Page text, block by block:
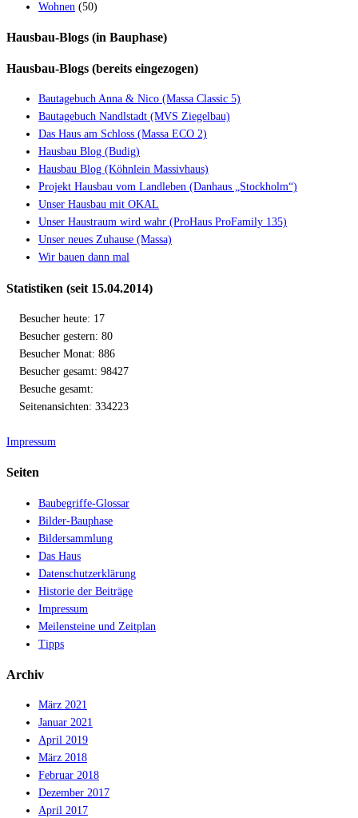
Wohnen (50)
Hausbau-Blogs (in Bauphase)
Hausbau-Blogs (bereits eingezogen)
Bautagebuch Anna & Nico (Massa Classic 5)
Bautagebuch Nandlstadt (MVS Ziegelbau)
Das Haus am Schloss (Massa ECO 2)
Hausbau Blog (Budig)
Hausbau Blog (Köhnlein Massivhaus)
Projekt Hausbau vom Landleben (Danhaus „Stockholm“)
Unser Hausbau mit OKAL
Unser Haustraum wird wahr (ProHaus ProFamily 135)
Unser neues Zuhause (Massa)
Wir bauen dann mal
Statistiken (seit 15.04.2014)
Besucher heute: 17
Besucher gestern: 80
Besucher Monat: 886
Besucher gesamt: 98427
Besuche gesamt:
Seitenansichten: 334223
Impressum
Seiten
Baubegriffe-Glossar
Bilder-Bauphase
Bildersammlung
Das Haus
Datenschutzerklärung
Historie der Beiträge
Impressum
Meilensteine und Zeitplan
Tipps
Archiv
März 2021
Januar 2021
April 2019
März 2018
Februar 2018
Dezember 2017
April 2017